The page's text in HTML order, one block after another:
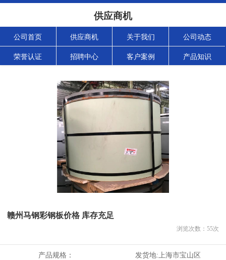
供应商机
公司首页 供应商机 关于我们 公司动态
荣誉认证 招聘中心 客户案例 产品知识
赣州马钢彩钢板价格 库存充足
浏览次数： 55次
产品规格： 发货地: 上海市宝山区